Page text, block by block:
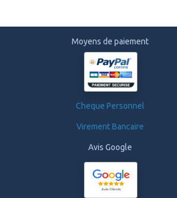
Moyens de paiement
Cheque Personnel
Virement Bancaire
Avis Google